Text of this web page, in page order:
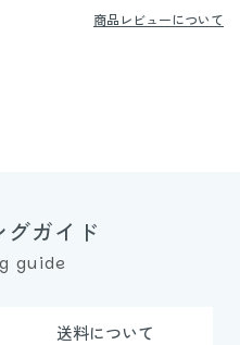
商品レビューについて
グガイド
guide
送料について